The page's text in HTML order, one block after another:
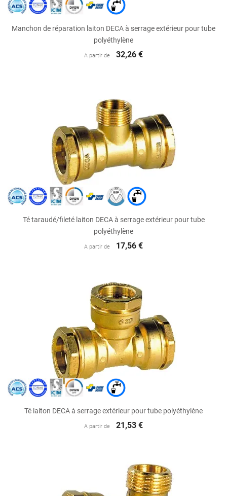
Manchon de réparation laiton DECA à serrage extérieur pour tube
polyéthylène
A partir de 32,26 €
Té taraudé/fileté laiton DECA à serrage extérieur pour tube
polyéthylène
A partir de 17,56 €
Té laiton DECA à serrage extérieur pour tube polyéthylène
A partir de 21,53 €